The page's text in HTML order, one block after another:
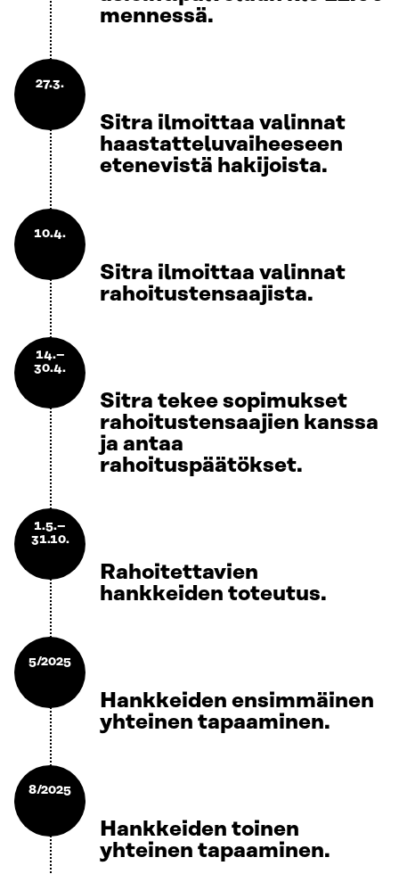
mennessä.
27.3.
Sitra ilmoittaa valinnat
haastatteluvaiheeseen
etenevistä hakijoista.
10.4.
Sitra ilmoittaa valinnat
rahoitustensaajista.
14.–
30.4.
Sitra tekee sopimukset
rahoitustensaajien kanssa
ja antaa
rahoituspäätökset.
1.5.–
31.10.
Rahoitettavien
hankkeiden toteutus.
5/2025
Hankkeiden ensimmäinen
yhteinen tapaaminen.
8/2025
Hankkeiden toinen
yhteinen tapaaminen.